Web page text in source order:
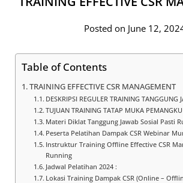
Posted on June 12,
Table of Contents
TRAINING EFFECTIVE CSR MANAGEMENT
DESKRIPSI REGULER TRAINING TANGGUNG
TUJUAN TRAINING TATAP MUKA
Materi Diklat Tanggung Jawab Sosial Pasti
Peserta Pelatihan Dampak CSR Webinar
Instruktur Training Offline Effective CSR
Running
Jadwal Pelatihan 2024 :
Lokasi Training Dampak CSR (Online –